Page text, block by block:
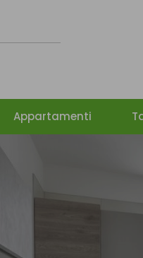
Appartamenti